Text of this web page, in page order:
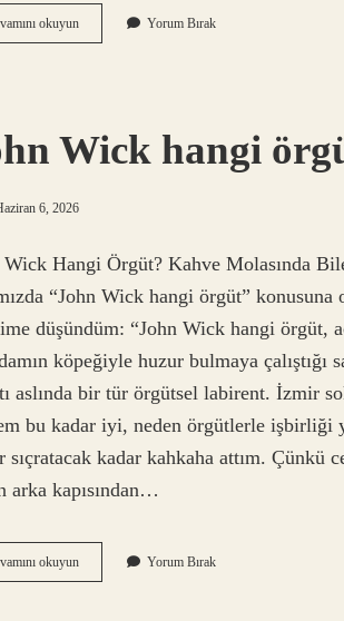
okuyunJohn
Wick
Yorum Bırak
Wick hangi
6, 2026
Wick Hangi Örgüt? Kahve Molasında
“John Wick hangi örgüt”
düşündüm: “John Wick hangi örgüt,
köpeğiyle huzur bulmaya
aslında bir tür örgütsel labirent. İzmir
bu kadar iyi, neden örgütlerle işbirliği
sıçratacak kadar kahkaha attım.
arka kapısından…
okuyunJohn
Wick
Yorum Bırak